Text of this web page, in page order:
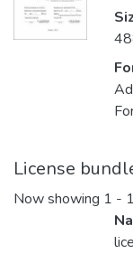
License
Now showing 1 -